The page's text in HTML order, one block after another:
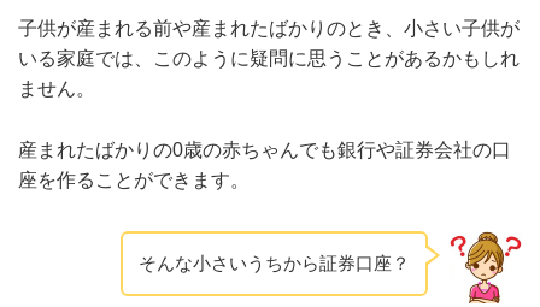
子供が産まれる前や産まれたばかりのとき、小さい子供が
いる家庭では、このように疑問に思うことがあるかもしれ
ません。
産まれたばかりの0歳の赤ちゃんでも銀行や証券会社の口
座を作ることができます。
そんな小さいうちから証券口座？